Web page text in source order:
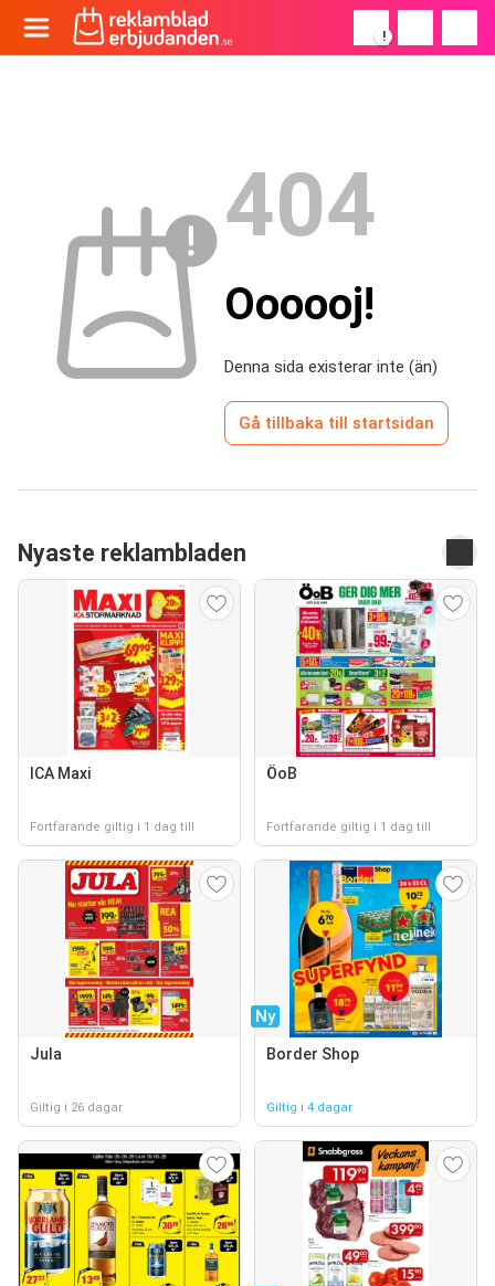
!
404
Oooooj!
Denna sida existerar inte (än)
Gå tillbaka till startsidan
Nyaste reklambladen
ICA Maxi
Fortfarande giltig i 1 dag till
ÖoB
Fortfarande giltig i 1 dag till
Jula
Giltig i 26 dagar
Ny
Border Shop
Giltig i 4 dagar